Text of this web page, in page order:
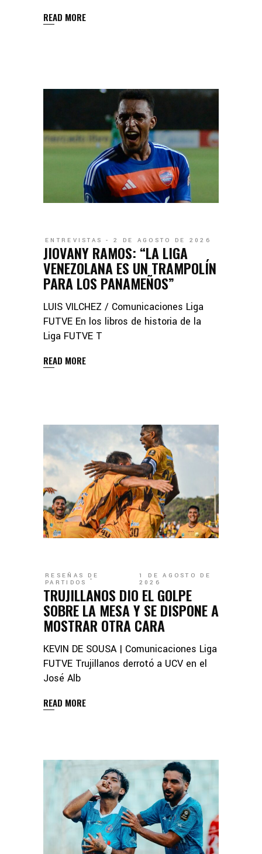
READ MORE
ENTREVISTAS 2 DE AGOSTO DE 2026
JIOVANY RAMOS: “LA LIGA
VENEZOLANA ES UN TRAMPOLÍN
PARA LOS PANAMEÑOS”
LUIS VILCHEZ / Comunicaciones Liga
FUTVE En los libros de historia de la
Liga FUTVE T
READ MORE
RESEÑAS DE
PARTIDOS
1 DE AGOSTO DE
2026
TRUJILLANOS DIO EL GOLPE
SOBRE LA MESA Y SE DISPONE A
MOSTRAR OTRA CARA
KEVIN DE SOUSA | Comunicaciones Liga
FUTVE Trujillanos derrotó a UCV en el
José Alb
READ MORE